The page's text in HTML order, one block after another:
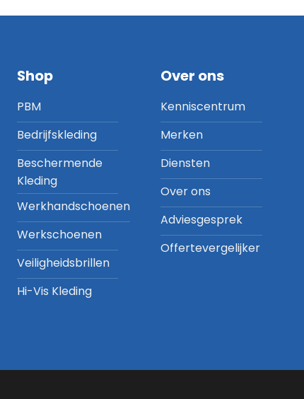
Shop
PBM
Bedrijfskleding
Beschermende
Kleding
Werkhandschoenen
Werkschoenen
Veiligheidsbrillen
Hi-Vis Kleding
Over ons
Kenniscentrum
Merken
Diensten
Over ons
Adviesgesprek
Offertevergelijker